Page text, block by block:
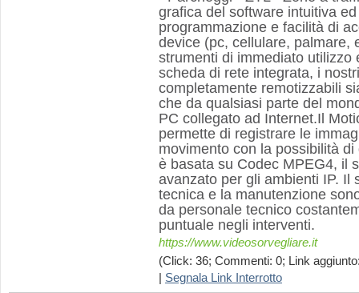
grafica del software intuitiva
programmazione e facilità di
device (pc, cellulare, palmare,
strumenti di immediato utilizzo
scheda di rete integrata, i
completamente remotizzabili
che da qualsiasi parte del
PC collegato ad Internet.Il
permette di registrare le
movimento con la possibilità
è basata su Codec MPEG4, il
avanzato per gli ambienti IP. Il
tecnica e la manutenzione
da personale tecnico
puntuale negli interventi.
https://www.videosorvegliare.it
(Click: 36; Commenti: 0; Link
Segnala Link Interrotto